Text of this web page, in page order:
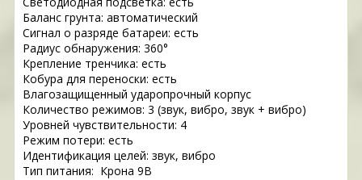
Баланс грунта: автоматический
Сигнал о разряде батареи: есть
Радиус обнаружения: 360°
Крепление тренчика: есть
Кобура для переноски: есть
Влагозащищенный ударопрочный корпус
Количество режимов: 3 (звук, вибро, звук + вибро)
Уровней чувствительности: 4
Режим потери: есть
Идентификация целей: звук, вибро
Тип питания: Крона 9В